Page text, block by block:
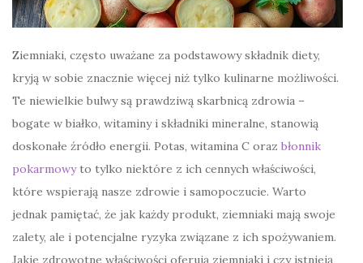
Ziemniaki, często uważane za podstawowy składnik diety,
kryją w sobie znacznie więcej niż tylko kulinarne możliwości.
Te niewielkie bulwy są prawdziwą skarbnicą zdrowia –
bogate w białko, witaminy i składniki mineralne, stanowią
doskonałe źródło energii. Potas, witamina C oraz błonnik
pokarmowyto tylko niektóre z ich cennych właściwości,
które wspierają nasze zdrowie i samopoczucie. Warto
jednak pamiętać, że jak każdy produkt, ziemniaki mają swoje
zalety, ale i potencjalne ryzyka związane z ich spożywaniem.